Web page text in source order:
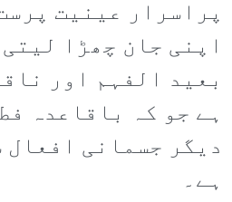
پراسرار عینیت
اپنی جان چھڑا
بعید الفہم اور
ہے جو کہ باقاعدہ
دیگر جسمانی
ہے۔